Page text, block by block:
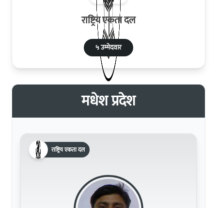
राष्ट्रिय एकता दल
५ उम्मेदवार
मधेश प्रदेश
राष्ट्रिय एकता दल